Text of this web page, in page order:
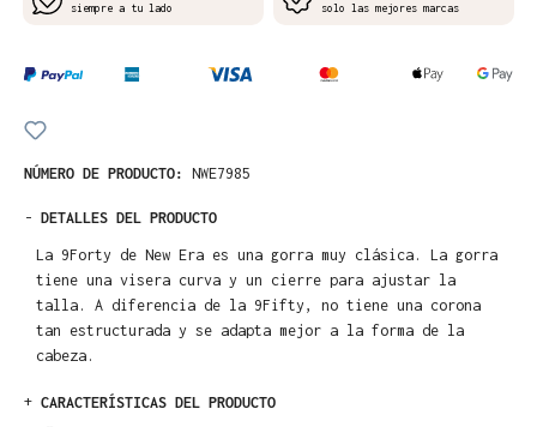
siempre a tu lado
solo las mejores marcas
NÚMERO DE PRODUCTO: NWE7985
- DETALLES DEL PRODUCTO
La 9Forty de New Era es una gorra muy clásica. La gorra
tiene una visera curva y un cierre para ajustar la
talla. A diferencia de la 9Fifty, no tiene una corona
tan estructurada y se adapta mejor a la forma de la
cabeza.
+ CARACTERÍSTICAS DEL PRODUCTO